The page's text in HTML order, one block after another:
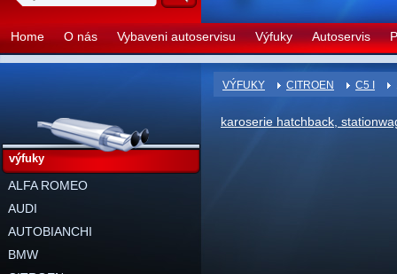
Home O nás Vybaveni autoservisu Výfuky Autoservis
VÝFUKY CITROEN C5 I
karoserie hatchback,
výfuky
ALFA ROMEO
AUDI
AUTOBIANCHI
BMW